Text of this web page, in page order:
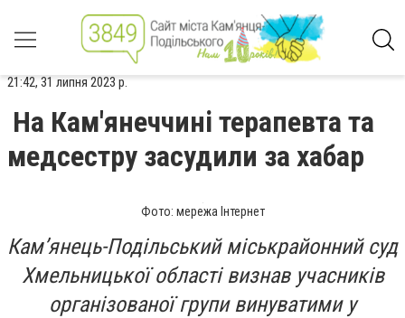
21:42, 31 липня 2023 р.
На Кам'янеччині терапевта та
медсестру засудили за хабар
Фото: мережа Інтернет
Камʼянець-Подільський міськрайонний суд
Хмельницької області визнав учасників
організованої групи винуватими у